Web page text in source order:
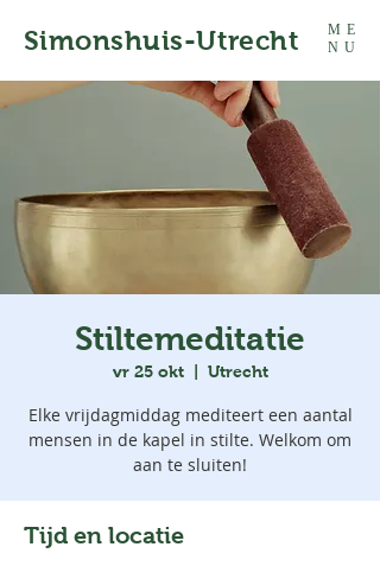
ME
NU
Simonshuis-Utrecht
Stiltemeditatie
vr 25 okt
  |
Utrecht
Elke vrijdagmiddag mediteert een aantal
mensen in de kapel in stilte. Welkom om
aan te sluiten!
Tijd en locatie